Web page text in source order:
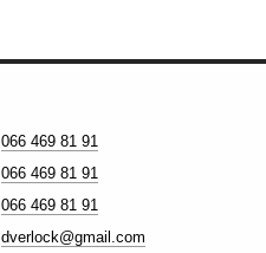
066 469 81 91
066 469 81 91
066 469 81 91
dverlock@gmail.com